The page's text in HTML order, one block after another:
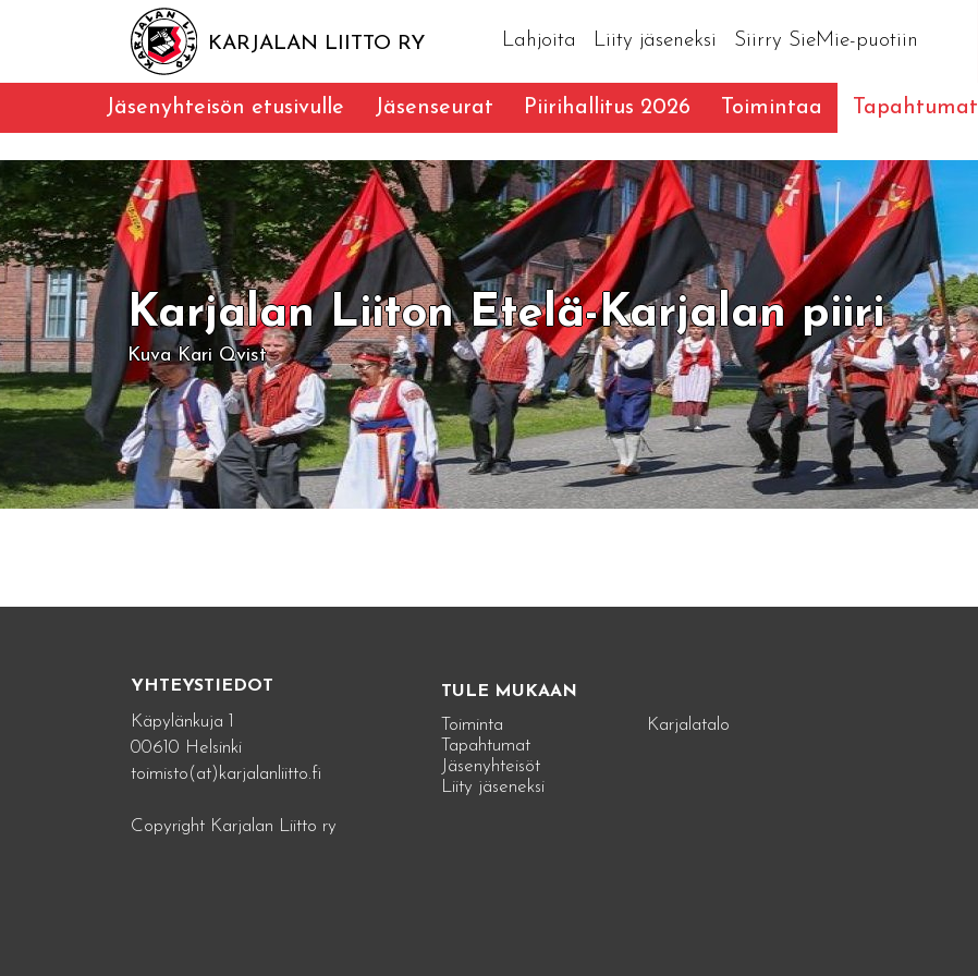
KARJALAN LIITTO RY Lahjoita Liity jäseneksi Siirry SieMie-puotiin
Jäsenyhteisön etusivulle Jäsenseurat Piirihallitus 2026 Toimintaa Tapahtumat
Karjalan Liiton Etelä-Karjalan piiri
Kuva Kari Qvist
YHTEYSTIEDOT
Käpylänkuja 1
00610 Helsinki
toimisto(at)karjalanliitto.fi
Copyright Karjalan Liitto ry
TULE MUKAAN
Toiminta
Tapahtumat
Jäsenyhteisöt
Liity jäseneksi
Karjalatalo